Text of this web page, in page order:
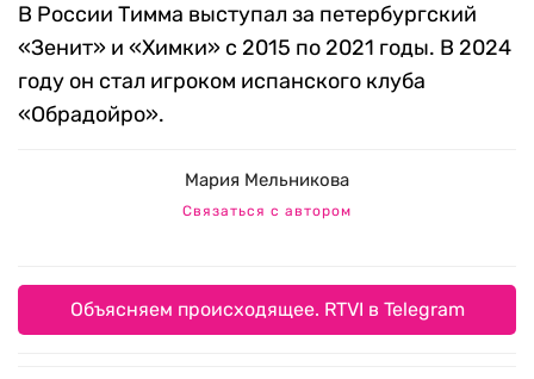
В России Тимма выступал за петербургский
«Зенит» и «Химки» с 2015 по 2021 годы. В 2024
году он стал игроком испанского клуба
«Обрадойро».
Мария Мельникова
Связаться с автором
Объясняем происходящее. RTVI в Telegram